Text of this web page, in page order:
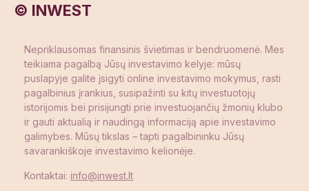
© INWEST
Nepriklausomas finansinis švietimas ir bendruomenė. Mes
teikiama pagalbą Jūsų investavimo kelyje: mūsų
puslapyje galite įsigyti online investavimo mokymus, rasti
pagalbinius įrankius, susipažinti su kitų investuotojų
istorijomis bei prisijungti prie investuojančių žmonių klubo
ir gauti aktualią ir naudingą informaciją apie investavimo
galimybes. Mūsų tikslas – tapti pagalbininku Jūsų
savarankiškoje investavimo kelionėje.
Kontaktai: info@inwest.lt